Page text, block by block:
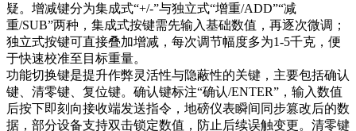
疑。增减键分为集成式“+/-”与独立式“增重/ADD”“减
重/SUB”两种，集成式按键需先输入基础数值，再逐次微调；
独立式按键可直接叠加增减，每次调节幅度多为1-5千克，便
于快速校准至目标重量。
功能切换键是提升作弊灵活性与隐蔽性的关键，主要包括确认
键、清零键、复位键。确认键标注“确认/ENTER”，输入数值
后按下即刻向接收端发送指令，地磅仪表瞬间同步篡改后的数
据，部分设备支持双击锁定数值，防止后续误触变更。清零键